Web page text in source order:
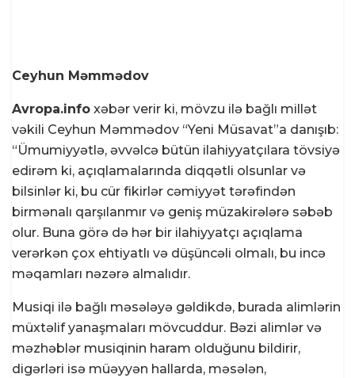
Ceyhun Məmmədov
Avropa.info xəbər verir ki, mövzu ilə bağlı millət
vəkili Ceyhun Məmmədov “Yeni Müsavat”a danışıb:
“Ümumiyyətlə, əvvəlcə bütün ilahiyyatçılara tövsiyə
edirəm ki, açıqlamalarında diqqətli olsunlar və
bilsinlər ki, bu cür fikirlər cəmiyyət tərəfindən
birmənalı qarşılanmır və geniş müzakirələrə səbəb
olur. Buna görə də hər bir ilahiyyatçı açıqlama
verərkən çox ehtiyatlı və düşüncəli olmalı, bu incə
məqamları nəzərə almalıdır.
Musiqi ilə bağlı məsələyə gəldikdə, burada alimlərin
müxtəlif yanaşmaları mövcuddur. Bəzi alimlər və
məzhəblər musiqinin haram olduğunu bildirir,
digərləri isə müəyyən hallarda, məsələn,